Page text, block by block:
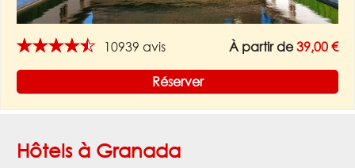
★★★★★ 10939 avis À partir de39,00 €
Réserver
Hôtels à Granada